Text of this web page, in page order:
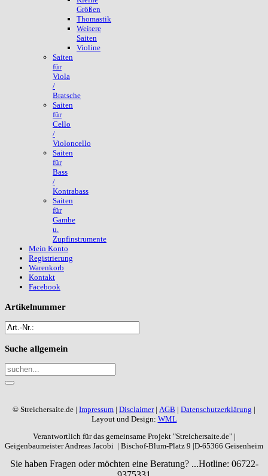
Größen
Thomastik
Weitere
Saiten
Violine
Saiten
für
Viola
/
Bratsche
Saiten
für
Cello
/
Violoncello
Saiten
für
Bass
/
Kontrabass
Saiten
für
Gambe
u.
Zupfinstrumente
Mein Konto
Registrierung
Warenkorb
Kontakt
Facebook
Artikelnummer
Suche allgemein
© Streichersaite.de | Impressum | Disclaimer| AGB | Datenschutzerklärung |
Layout und Design: WML
Verantwortlich für das gemeinsame Projekt "Streichersaite.de" |
Geigenbaumeister Andreas Jacobi | Bischof-Blum-Platz 9 |D-65366 Geisenheim
Sie haben Fragen oder möchten eine Beratung? ...Hotline: 06722-